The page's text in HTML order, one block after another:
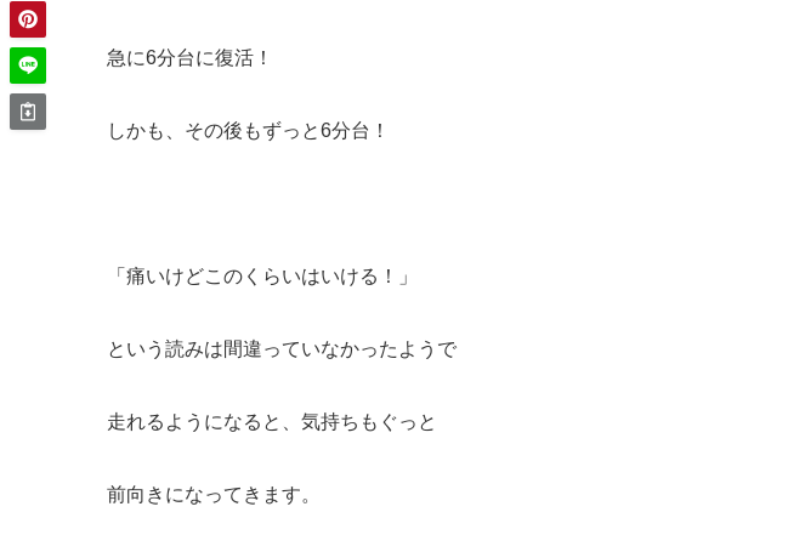
急に6分台に復活！
しかも、その後もずっと6分台！
「痛いけどこのくらいはいける！」
という読みは間違っていなかったようで
走れるようになると、気持ちもぐっと
前向きになってきます。